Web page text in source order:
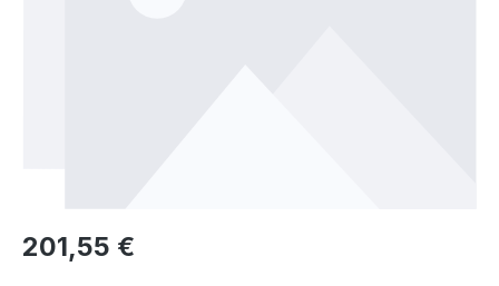
Regulärer Preis:
201,55 €